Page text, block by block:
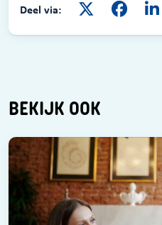
Deel via:
BEKIJK OOK